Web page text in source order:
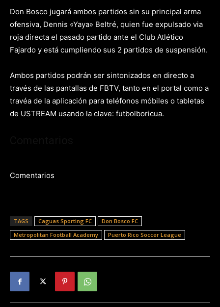
Don Bosco jugará ambos partidos sin su principal arma
ofensiva, Dennis «Yaya» Beltré, quien fue expulsado via
roja directa el pasado partido ante el Club Atlético
Fajardo y está cumpliendo sus 2 partidos de suspensión.
Ambos partidos podrán ser sintonizados en directo a
través de las pantallas de FBTV, tanto en el portal como a
travéa de la aplicación para teléfonos móbiles o tabletas
de USTREAM usando la clave: futbolboricua.
Comentarios
TAGS Caguas Sporting FC
Don Bosco FC
Metropolitan Football Academy
Puerto Rico Soccer League